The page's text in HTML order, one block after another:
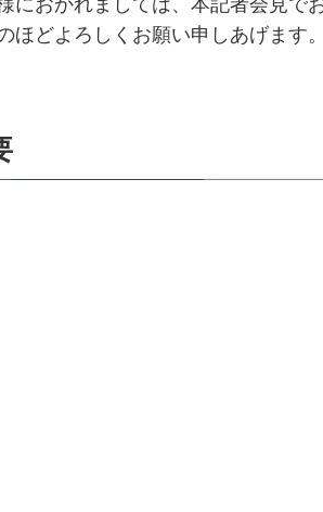
どよろしくお願い申しあげます。